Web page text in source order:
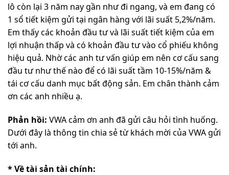
lô còn lại 3 năm nay gần như đi ngang, và em đang có
1 sổ tiết kiệm gửi tại ngân hàng với lãi suất 5,2%/năm.
Em thấy các khoản đầu tư và lãi suất tiết kiệm của em
lợi nhuận thấp và có khoản đầu tư vào cổ phiếu không
hiệu quả. Nhờ các anh tư vấn giúp em nên cơ cấu sang
đầu tư như thế nào để có lãi suất tầm 10-15%/năm &
tái cơ cấu danh mục bất động sản. Em chân thành cảm
ơn các anh nhiều ạ.
Phản hồi: VWA cảm ơn anh đã gửi câu hỏi tình huống.
Dưới đây là thông tin chia sẻ từ khách mời của VWA gửi
tới anh.
* Về tài sản tài chính: